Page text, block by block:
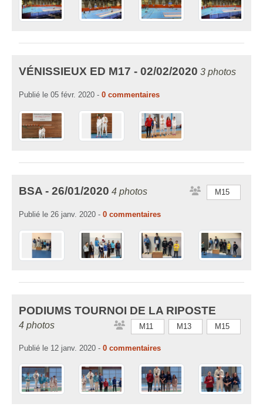
VÉNISSIEUX ED M17 - 02/02/2020 3 photos
Publié le 05 févr. 2020 - 0 commentaires
BSA - 26/01/2020 4 photos M15
Publié le 26 janv. 2020 - 0 commentaires
PODIUMS TOURNOI DE LA RIPOSTE
4 photos M11 M13 M15
Publié le 12 janv. 2020 - 0 commentaires